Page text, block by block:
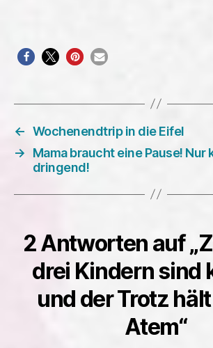
← Wochenendtrip in die Eifel
→
Mama braucht eine Pause! Nur
dringend!
2 Antworten auf
drei Kindern sind
und der Trotz
Atem“